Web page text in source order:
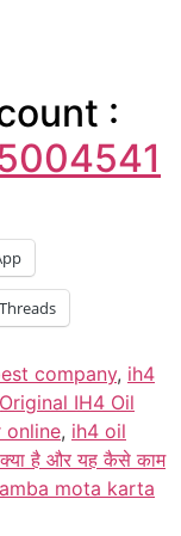
:
Threads
company, ih4
IH4 Oil
online, ih4 oil
है और यह कैसे काम
mota karta